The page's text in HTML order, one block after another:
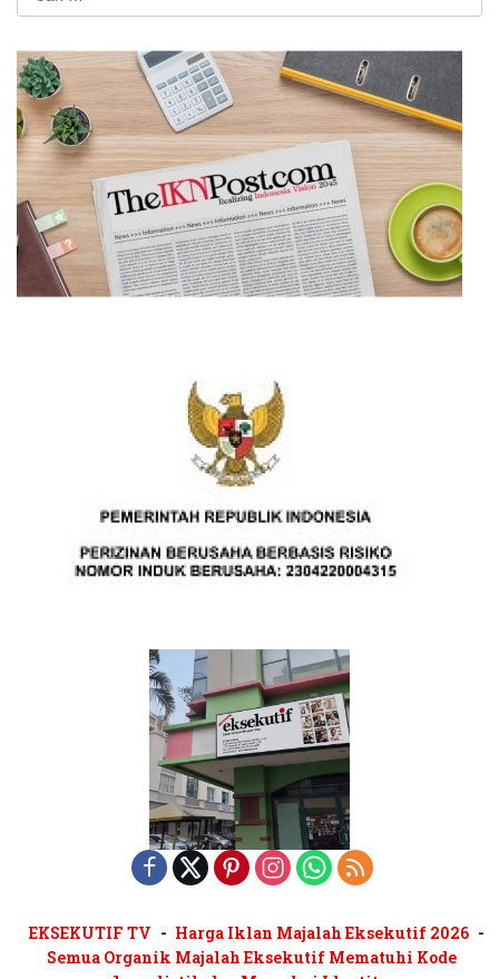
untuk:
EKSEKUTIF TV
Harga Iklan Majalah Eksekutif 2026
Semua Organik Majalah Eksekutif Mematuhi Kode